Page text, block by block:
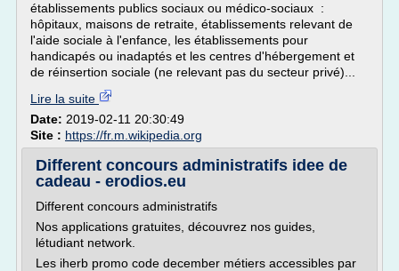
établissements publics sociaux ou médico-sociaux :
hôpitaux, maisons de retraite, établissements relevant de
l'aide sociale à l'enfance, les établissements pour
handicapés ou inadaptés et les centres d'hébergement et
de réinsertion sociale (ne relevant pas du secteur privé)...
Lire la suite
Date: 2019-02-11 20:30:49
Site : https://fr.m.wikipedia.org
Different concours administratifs idee de
cadeau - erodios.eu
Different concours administratifs
Nos applications gratuites, découvrez nos guides,
létudiant network.
Les iherb promo code december métiers accessibles par